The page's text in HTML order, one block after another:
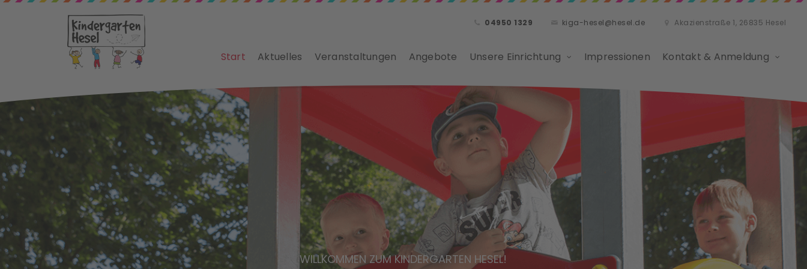
04950 1329 kiga-hesel@hesel.de Akazienstraße 1, 26835 Hesel
Start Aktuelles Veranstaltungen Angebote Unsere Einrichtung Impressionen Kontakt & Anmeldung
WILLKOMMEN ZUM KINDERGARTEN HESEL!